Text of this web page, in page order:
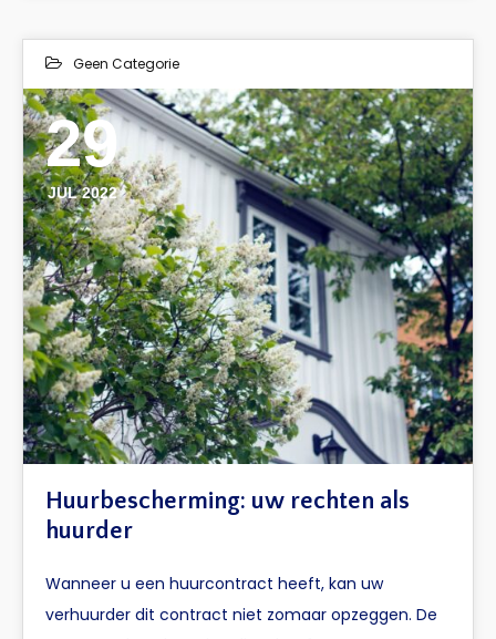
Geen Categorie
29
JUL 2022
Huurbescherming: uw rechten als
huurder
Wanneer u een huurcontract heeft, kan uw
verhuurder dit contract niet zomaar opzeggen. De